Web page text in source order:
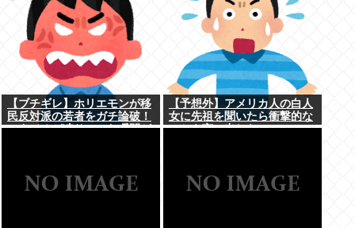
【ブチギレ】ホリエモンが移
民反対派の若者をガチ論破！
スタジオが凍りついた瞬間が
【予想外】アメリカ人の白人
女に先祖を聞いたら衝撃的な
ことを言い出した